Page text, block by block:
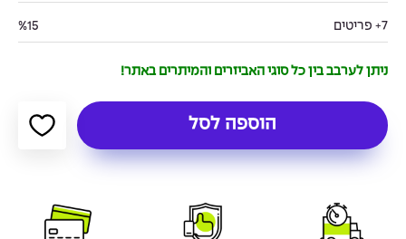
7+ פריטים %15
ניתן לערבב בין כל סוגי האביזרים והמיתרים באתר!
הוספה לסל